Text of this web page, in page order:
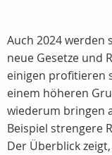
Auch 2024 werden
neue Gesetze und
einigen profitieren
einem höheren
wiederum bringen
Beispiel strengere
Der Überblick